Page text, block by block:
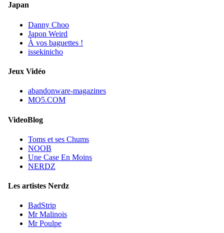
Japan
Danny Choo
Japon Weird
À vos baguettes !
issekinicho
Jeux Vidéo
abandonware-magazines
MO5.COM
VideoBlog
Toms et ses Chums
NOOB
Une Case En Moins
NERDZ
Les artistes Nerdz
BadStrip
Mr Malinois
Mr Poulpe